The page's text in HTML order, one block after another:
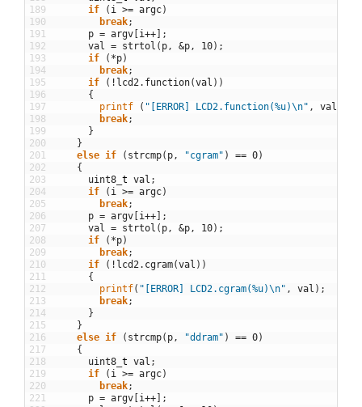
189
190
191
192
193
194
195
196
197
198
199
200
201
202
203
204
205
206
207
208
209
210
211
212
213
214
215
216
217
218
219
220
221
if
( i >= argc)
break;
p = argv i++
;
val = strtol ( p, &p, 10) ;
if
( *p)
break;
if
( ! lcd2. function(val ) )
{
printf
( "[ERROR] LCD2.function(%u)\n" , val
break;
}
}
else if ( strcmp( p, "cgram" ) == 0)
{
uint8 t val ;
if
( i >= argc)
break;
p = argv i++
;
val = strtol ( p, &p, 10) ;
if
( *p)
break;
if
( ! lcd2. cgram(val ) )
{
printf( "[ERROR] LCD2.cgram(%u)\n" , val ) ;
break;
}
}
else if ( strcmp( p, "ddram" ) == 0)
{
uint8 t val ;
if
( i >= argc)
break;
p = argv i++
;